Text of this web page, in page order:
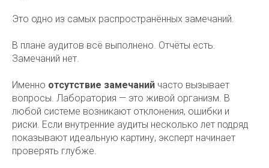
Это одно из самых распространённых замечаний.
В плане аудитов всё выполнено. Отчёты есть.
Замечаний нет.
Именно отсутствие замечаний часто вызывает
вопросы. Лаборатория — это живой организм. В
любой системе возникают отклонения, ошибки и
риски. Если внутренние аудиты несколько лет подряд
показывают идеальную картину, эксперт начинает
проверять глубже.